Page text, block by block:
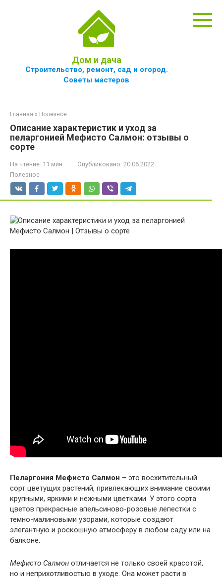
Дом и дача
Строительство, ремонт, сад и огород.
Советы мастеров
Главная » Полезное
Описание характеристик и уход за
пеларгонией Мефисто Салмон: отзывы о
сорте
На чтение: 11 мин Опубликовано: 20.06.2022
Полезное
Пеларгония Мефисто Салмон – это восхитительный
сорт цветущих растений, привлекающих внимание своими
крупными, яркими и нежными цветками. У этого сорта
цветов прекрасные апельсиново-розовые лепестки с
темно-малиновыми узорами, которые создают
элегантную и роскошную атмосферу в любом саду или на
балконе.
Мефисто Салмон отличается не только своей красотой,
но и неприхотливостью в уходе. Она может расти в